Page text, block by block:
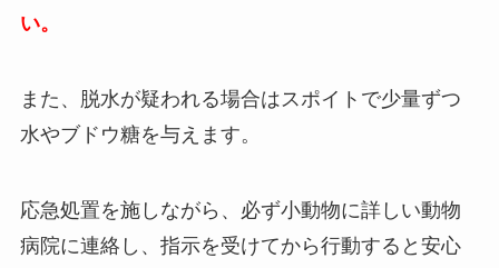
い。
また、脱水が疑われる場合はスポイトで少量ずつ
水やブドウ糖を与えます。
応急処置を施しながら、必ず小動物に詳しい動物
病院に連絡し、指示を受けてから行動すると安心